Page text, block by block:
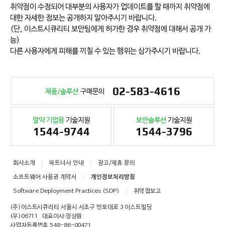
취약점이 수정되어 대부분의 사용자가 업데이트를 할 때까지 취약점에
대한 자세한 정보는 공개하지 말아주시기 바랍니다.
(단, 이스트시큐리티 보안팀에게 허가한 경우 취약점에 대해서 공개 가
능)
다른 사용자에게 피해를 끼칠 수 있는 행위는 삼가주시기 바랍니다.
제품/솔루션 구매문의 02-583-4616
알약 기업용기술지원
1544-9744
보안솔루션 기술지원
1544-3796
회사소개 파트너사 안내
광고/제휴 문의
소프트웨어 사용권 계약서
개인정보처리방침
Software Deployment Practices (SDP)
취약점보고
(주)이스트시큐리티 서울시 서초구 반포대로 3 이스트빌딩
(우)06711
대표이사:정상원
사업자등록번호 548-86-00471